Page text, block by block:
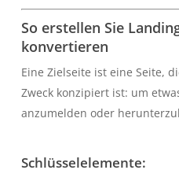
So erstellen Sie
konvertieren
Eine Zielseite ist eine Seite,
Zweck konzipiert ist: um
anzumelden oder
Schlüsselelemente: